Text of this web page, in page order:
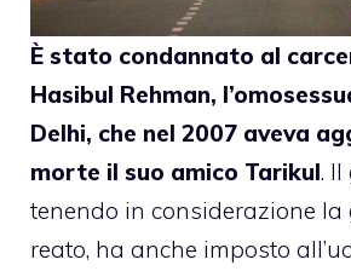
È stato condannato al
Hasibul Rehman,
Delhi, che nel 2007 aveva
morte il suo amico Tarikul. Il
tenendo in considerazione la
reato, ha anche imposto